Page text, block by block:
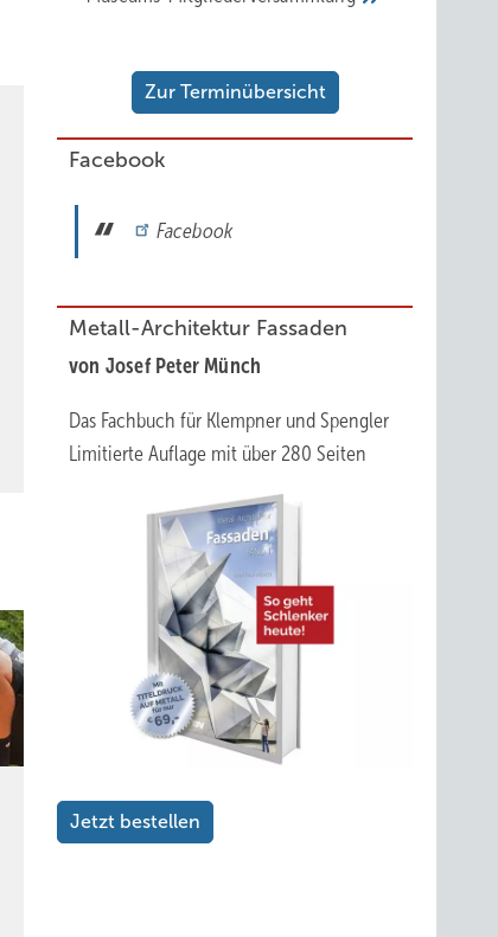
Zur Terminübersicht
Facebook
Facebook
Metall-Architektur Fassaden
von Josef Peter Münch
Das Fachbuch für Klempner und Spengler
Limitierte Auflage mit über 280 Seiten
Jetzt bestellen